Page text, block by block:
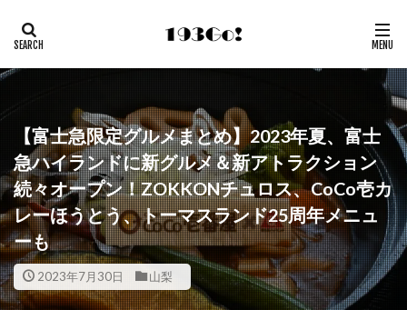
【富士急限定グルメまとめ】2023年夏、富士
急ハイランドに新グルメ＆新アトラクション
続々オープン！ZOKKONチュロス、CoCo壱カ
レーほうとう、トーマスランド25周年メニュ
ーも
2023年7月30日 山梨